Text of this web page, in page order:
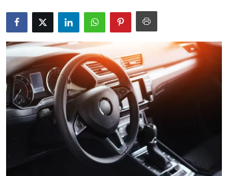
Sorgulamalar
İkinci El & Alım-Satım
Bakım & Arıza Çözümleri
Elektrikli & Hibrit
Kiralama & Filo
Sürüş & Güvenlik
Lastik & Jant